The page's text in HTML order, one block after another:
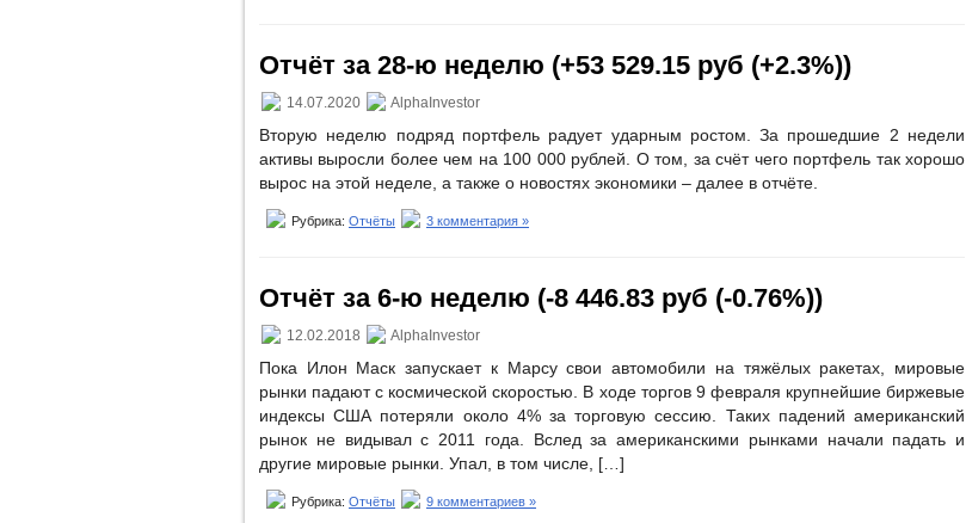
Отчёт за 28-ю неделю (+53 529.15 руб (+2.3%))
14.07.2020 AlphaInvestor
Вторую неделю подряд портфель радует ударным ростом. За прошедшие 2 недели
активы выросли более чем на 100 000 рублей. О том, за счёт чего портфель так хорошо
вырос на этой неделе, а также о новостях экономики – далее в отчёте.
Рубрика: Отчёты 3 комментария »
Отчёт за 6-ю неделю (-8 446.83 руб (-0.76%))
12.02.2018 AlphaInvestor
Пока Илон Маск запускает к Марсу свои автомобили на тяжёлых ракетах, мировые
рынки падают с космической скоростью. В ходе торгов 9 февраля крупнейшие биржевые
индексы США потеряли около 4% за торговую сессию. Таких падений американский
рынок не видывал с 2011 года. Вслед за американскими рынками начали падать и
другие мировые рынки. Упал, в том числе, […]
Рубрика: Отчёты 9 комментариев »